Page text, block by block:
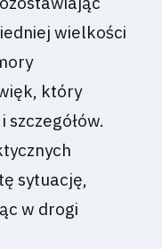
wielkości
który
szczegółów.
sytuację,
w drogi